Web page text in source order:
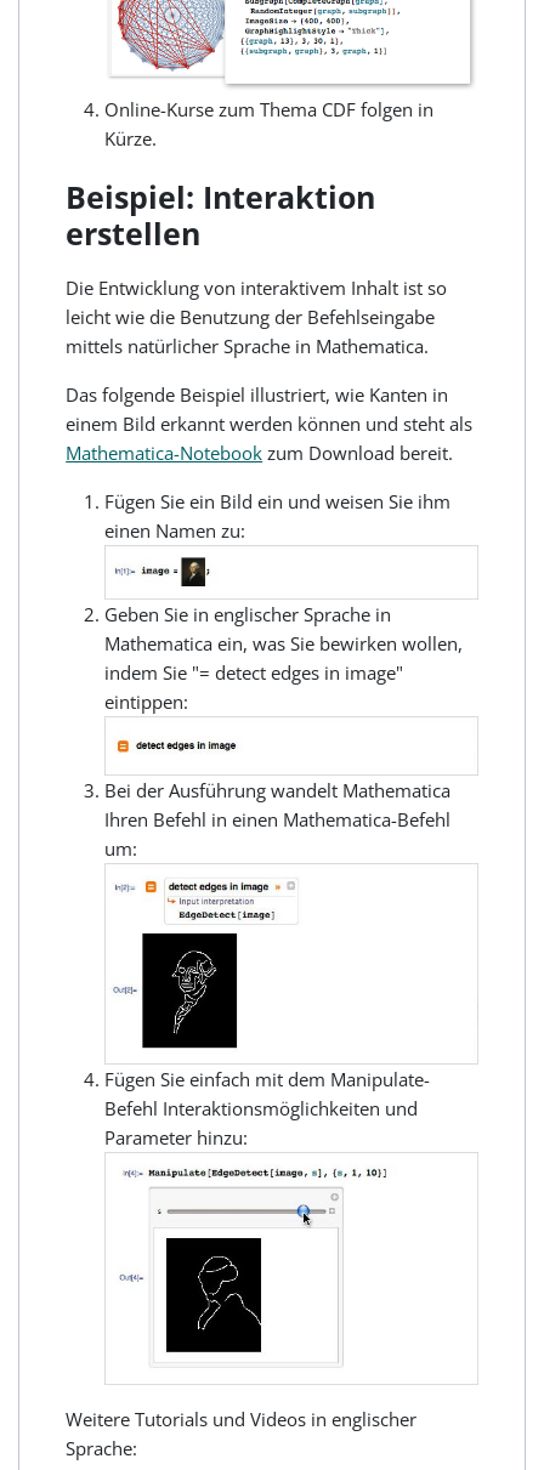
Online-Kurse zum Thema CDF folgen in
Kürze.
Beispiel: Interaktion
erstellen
Die Entwicklung von interaktivem Inhalt ist so
leicht wie die Benutzung der Befehlseingabe
mittels natürlicher Sprache in Mathematica.
Das folgende Beispiel illustriert, wie Kanten in
einem Bild erkannt werden können und steht als
Mathematica-Notebook zum Download bereit.
Fügen Sie ein Bild ein und weisen Sie ihm
einen Namen zu:
Geben Sie in englischer Sprache in
Mathematica ein, was Sie bewirken wollen,
indem Sie "= detect edges in image"
eintippen:
Bei der Ausführung wandelt Mathematica
Ihren Befehl in einen Mathematica-Befehl
um:
Fügen Sie einfach mit dem Manipulate-
Befehl Interaktionsmöglichkeiten und
Parameter hinzu:
Weitere Tutorials und Videos in englischer
Sprache: